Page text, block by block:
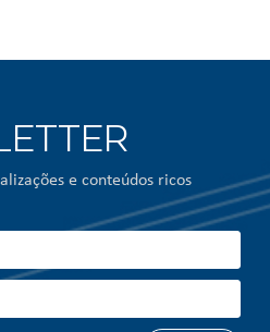
e conteúdos ricos